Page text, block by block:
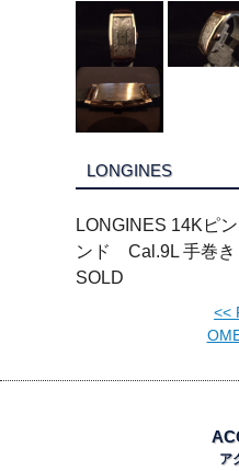
LONGINES
LONGINES 14Kピ
ンド Cal.9L 手巻き
SOLD
<<
ア